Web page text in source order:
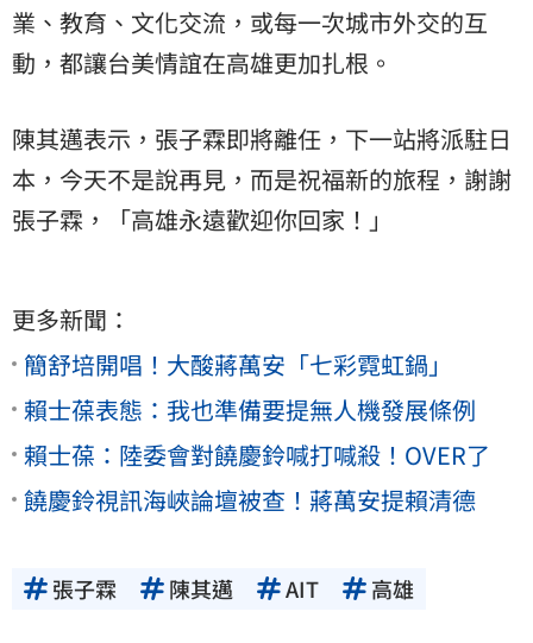
業、教育、文化交流，或每一次城市外交的互
動，都讓台美情誼在高雄更加扎根。
陳其邁表示，張子霖即將離任，下一站將派駐日
本，今天不是說再見，而是祝福新的旅程，謝謝
張子霖，「高雄永遠歡迎你回家！」
更多新聞：
簡舒培開唱！大酸蔣萬安「七彩霓虹鍋」
賴士葆表態：我也準備要提無人機發展條例
賴士葆：陸委會對饒慶鈴喊打喊殺！OVER了
饒慶鈴視訊海峽論壇被查！蔣萬安提賴清德
張子霖 陳其邁 AIT 高雄